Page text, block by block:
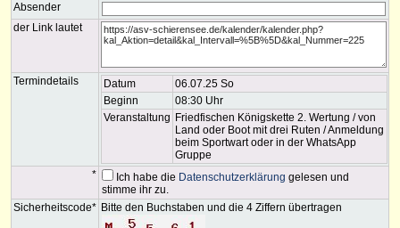
Absender
der Link lautet
Termindetails Datum
06.07.25 So
Beginn
08:30 Uhr
Veranstaltung Friedfischen Königskette 2. Wertung / von
Land oder Boot mit drei Ruten / Anmeldung
beim Sportwart oder in der WhatsApp
Gruppe
*
Ich habe die Datenschutzerklärung gelesen und
stimme ihr zu.
Sicherheitscode* Bitte den Buchstaben und die 4 Ziffern übertragen